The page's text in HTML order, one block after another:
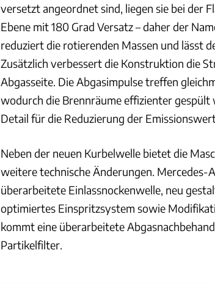
versetzt angeordnet sind, liegen sie bei der
Ebene mit 180 Grad Versatz – daher der
reduziert die rotierenden Massen und lässt
Zusätzlich verbessert die Konstruktion die
Abgasseite. Die Abgasimpulse treffen
wodurch die Brennräume effizienter
Detail für die Reduzierung der
Neben der neuen Kurbelwelle bietet die
weitere technische Änderungen. Mercedes-
überarbeitete Einlassnockenwelle, neu
optimiertes Einspritzsystem sowie
kommt eine überarbeitete
Partikelfilter.